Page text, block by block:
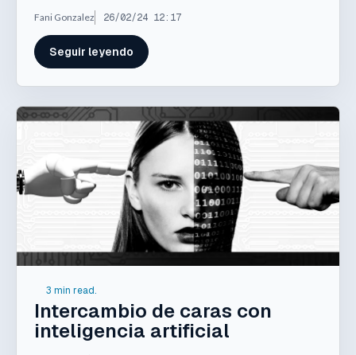
Fani Gonzalez 26/02/24 12:17
Seguir leyendo
3 min read.
Intercambio de caras con
inteligencia artificial